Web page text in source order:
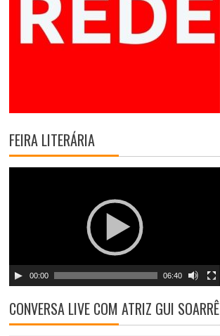
FEIRA LITERÁRIA
r
d
v
í
00:00 06:40
CONVERSA LIVE COM ATRIZ GUI SOARRÊ